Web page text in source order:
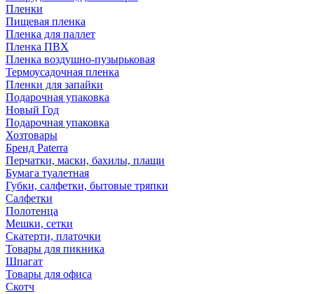
Пленки
Пищевая пленка
Пленка для паллет
Пленка ПВХ
Пленка воздушно-пузырьковая
Термоусадочная пленка
Пленки для запайки
Подарочная упаковка
Новый Год
Подарочная упаковка
Хозтовары
Бренд Paterra
Перчатки, маски, бахилы, плащи
Бумага туалетная
Губки, салфетки, бытовые тряпки
Салфетки
Полотенца
Мешки, сетки
Скатерти, платочки
Товары для пикника
Шпагат
Товары для офиса
Скотч